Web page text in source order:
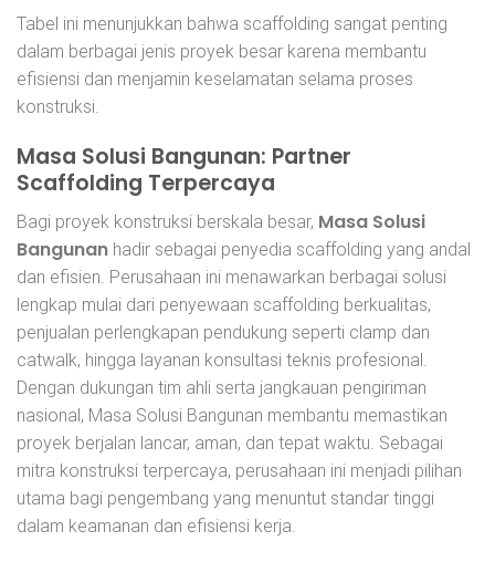
Tabel ini menunjukkan bahwa scaffolding sangat penting
dalam berbagai jenis proyek besar karena membantu
efisiensi dan menjamin keselamatan selama proses
konstruksi.
Masa Solusi Bangunan: Partner
Scaffolding Terpercaya
Bagi proyek konstruksi berskala besar, Masa Solusi
Bangunan hadir sebagai penyedia scaffolding yang andal
dan efisien. Perusahaan ini menawarkan berbagai solusi
lengkap mulai dari penyewaan scaffolding berkualitas,
penjualan perlengkapan pendukung seperti clamp dan
catwalk, hingga layanan konsultasi teknis profesional.
Dengan dukungan tim ahli serta jangkauan pengiriman
nasional, Masa Solusi Bangunan membantu memastikan
proyek berjalan lancar, aman, dan tepat waktu. Sebagai
mitra konstruksi terpercaya, perusahaan ini menjadi pilihan
utama bagi pengembang yang menuntut standar tinggi
dalam keamanan dan efisiensi kerja.